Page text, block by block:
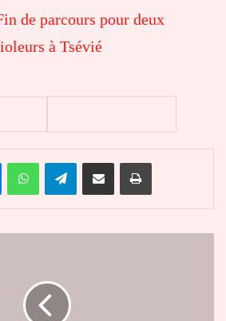
de parcours pour deux
à Tsévié
MessengerWhatsAppTelegramPartager par email Imprimer